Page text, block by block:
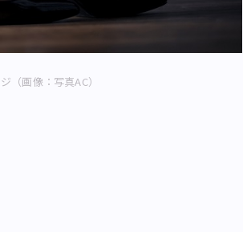
（画像：写真AC）